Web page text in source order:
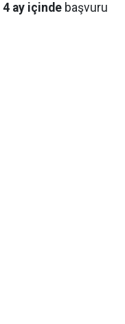
4 ay içinde başvuru